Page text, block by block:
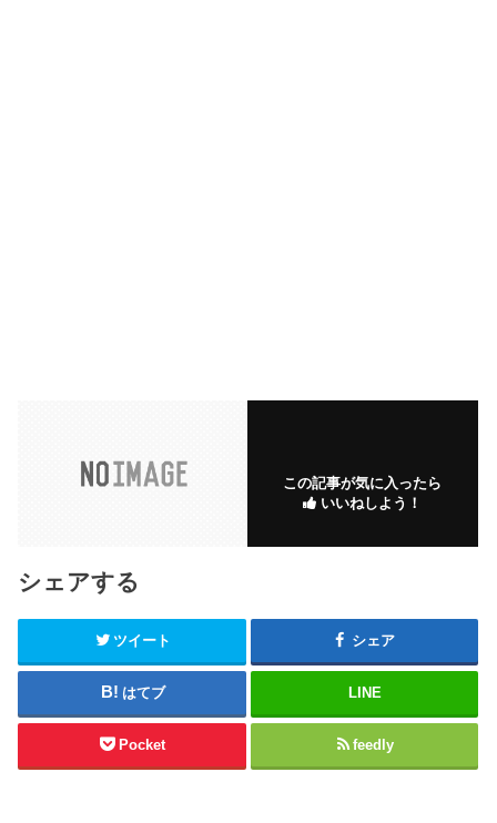
この記事が気に入ったら
いいねしよう！
シェアする
ツイート シェア
はてブ LINE
Pocket feedly